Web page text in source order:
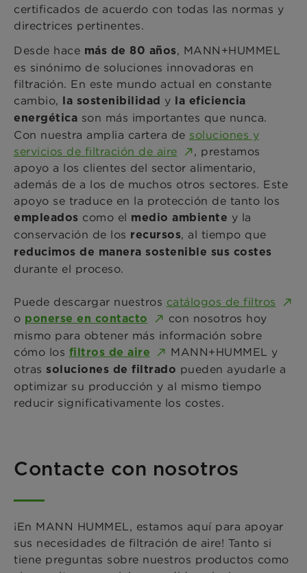
certificados de acuerdo con todas las normas y
directrices pertinentes.
Desde hace más de 80 años, MANN+HUMMEL
es sinónimo de soluciones innovadoras en
filtración. En este mundo actual en constante
cambio, la sostenibilidad y la eficiencia
energética son más importantes que nunca.
Con nuestra amplia cartera de soluciones y
servicios de filtración de aire
, prestamos
apoyo a los clientes del sector alimentario,
además de a los de muchos otros sectores. Este
apoyo se traduce en la protección de tanto los
empleados como el medio ambiente y la
conservación de los recursos, al tiempo que
reducimos de manera sostenible sus costes
durante el proceso.
Puede descargar nuestros catálogos de filtros
o ponerse en contacto
con nosotros hoy
mismo para obtener más información sobre
cómo los filtros de aire
MANN+HUMMEL y
otras soluciones de filtrado pueden ayudarle a
optimizar su producción y al mismo tiempo
reducir significativamente los costes.
Contacte con nosotros
¡En MANN HUMMEL, estamos aquí para apoyar
sus necesidades de filtración de aire! Tanto si
tiene preguntas sobre nuestros productos como